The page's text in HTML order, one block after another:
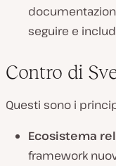
seguire e
Contro di
Questi sono i
Ecosistema
framework